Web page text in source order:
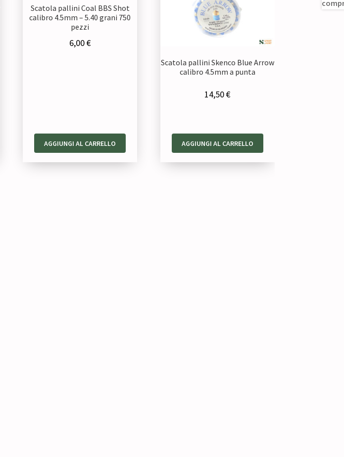
Scatola pallini Coal BBS Shot
calibro 4.5mm – 5.40 grani 750
pezzi
6,00€
AGGIUNGI AL CARRELLO
Scatola pallini Skenco Blue Arrow
calibro 4.5mm a punta
14,50€
AGGIUNGI AL CARRELLO